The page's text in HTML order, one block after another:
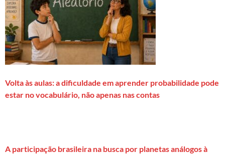
Volta às aulas: a dificuldade em aprender probabilidade pode
estar no vocabulário, não apenas nas contas
A participação brasileira na busca por planetas análogos à